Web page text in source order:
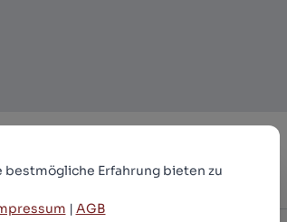
Erfahrung bieten zu
| AGB